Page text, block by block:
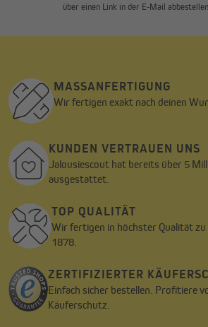
über einen Link in der E-Mail
MASSANFERTIGUNG
Wir fertigen exakt nach deinen
KUNDEN VERTRAUEN UNS
Jalousiescout hat bereits über 5
ausgestattet.
TOP QUALITÄT
Wir fertigen in höchster Qualität zu
1878.
ZERTIFIZIERTER
Einfach sicher bestellen. Profitiere
Käuferschutz.